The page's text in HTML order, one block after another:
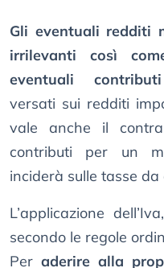
Gli eventuali redditi
irrilevanti così
eventuali
versati sui redditi
vale anche il
contributi per un
inciderà sulle tasse
L’applicazione
secondo le regole
Peraderire alla